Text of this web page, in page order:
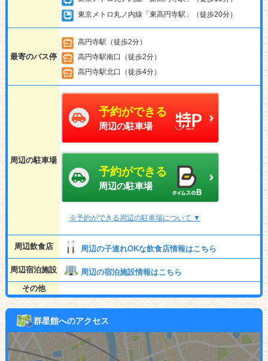
東京メトロ丸ノ内線「東高円寺駅」（徒歩20分）
最寄のバス停
高円寺駅（徒歩2分）
高円寺駅南口（徒歩2分）
高円寺駅北口（徒歩4分）
周辺の駐車場
予約ができる
周辺の駐車場
予約ができる
周辺の駐車場
※予約ができる周辺の駐車場について ▼
周辺飲食店 周辺の子連れOKな飲食店情報はこちら
周辺宿泊施設
周辺の宿泊施設情報はこちら
その他
群星館へのアクセス